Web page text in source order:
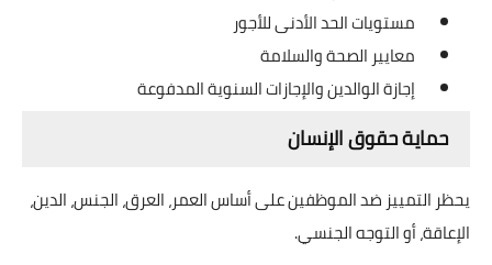
مستويات الحد الأدنى للأجور
معايير الصحة والسلامة
إجازة الوالدين والإجازات السنوية المدفوعة
حماية حقوق الإنسان
يحظر التمييز ضد الموظفين على أساس العمر، العرق، الجنس، الدين،
الإعاقة، أو التوجه الجنسي.